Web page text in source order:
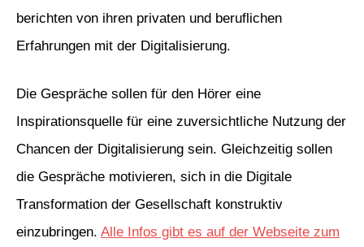
berichten von ihren privaten und beruflichen
Erfahrungen mit der Digitalisierung.
Die Gespräche sollen für den Hörer eine
Inspirationsquelle für eine zuversichtliche Nutzung der
Chancen der Digitalisierung sein. Gleichzeitig sollen
die Gespräche motivieren, sich in die Digitale
Transformation der Gesellschaft konstruktiv
einzubringen. Alle Infos gibt es auf der Webseite zum